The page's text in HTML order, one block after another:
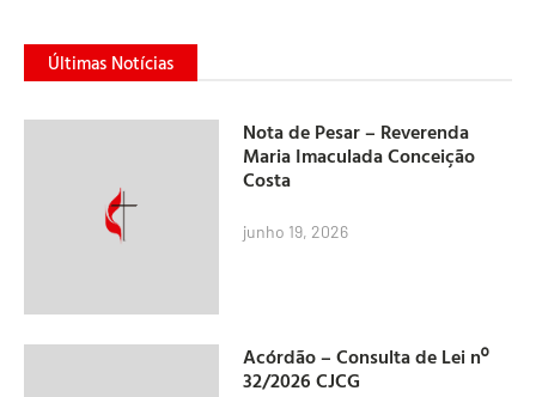
Últimas Notícias
Nota de Pesar – Reverenda
Maria Imaculada Conceição
Costa
junho 19, 2026
Acórdão – Consulta de Lei nº
32/2026 CJCG